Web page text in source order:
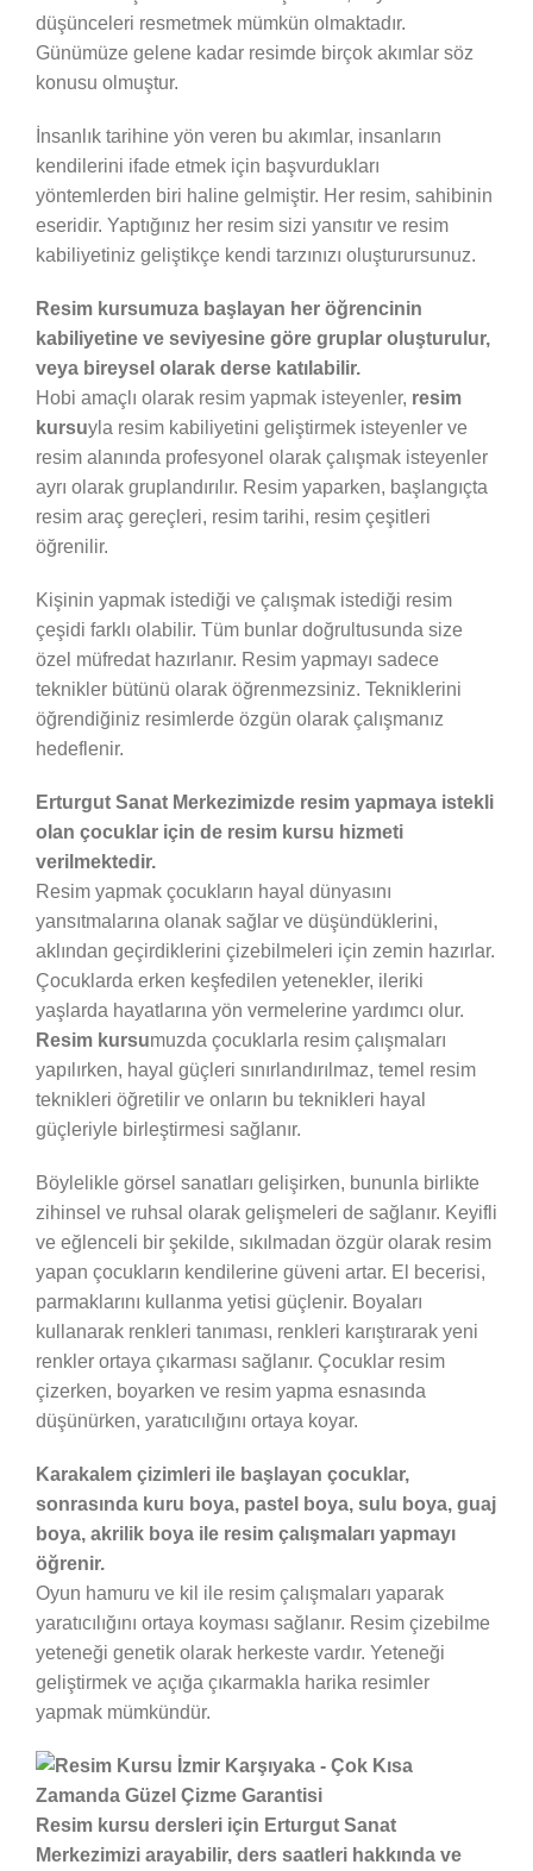
düşünceleri resmetmek mümkün olmaktadır.
Günümüze gelene kadar resimde birçok akımlar söz
konusu olmuştur.
İnsanlık tarihine yön veren bu akımlar, insanların
kendilerini ifade etmek için başvurdukları
yöntemlerden biri haline gelmiştir. Her resim, sahibinin
eseridir. Yaptığınız her resim sizi yansıtır ve resim
kabiliyetiniz geliştikçe kendi tarzınızı oluşturursunuz.
Resim kursumuza başlayan her öğrencinin
kabiliyetine ve seviyesine göre gruplar oluşturulur,
veya bireysel olarak derse katılabilir.
Hobi amaçlı olarak resim yapmak isteyenler, resim
kursuyla resim kabiliyetini geliştirmek isteyenler ve
resim alanında profesyonel olarak çalışmak isteyenler
ayrı olarak gruplandırılır. Resim yaparken, başlangıçta
resim araç gereçleri, resim tarihi, resim çeşitleri
öğrenilir.
Kişinin yapmak istediği ve çalışmak istediği resim
çeşidi farklı olabilir. Tüm bunlar doğrultusunda size
özel müfredat hazırlanır. Resim yapmayı sadece
teknikler bütünü olarak öğrenmezsiniz. Tekniklerini
öğrendiğiniz resimlerde özgün olarak çalışmanız
hedeflenir.
Erturgut Sanat Merkezimizde resim yapmaya istekli
olan çocuklar için de resim kursu hizmeti
verilmektedir.
Resim yapmak çocukların hayal dünyasını
yansıtmalarına olanak sağlar ve düşündüklerini,
aklından geçirdiklerini çizebilmeleri için zemin hazırlar.
Çocuklarda erken keşfedilen yetenekler, ileriki
yaşlarda hayatlarına yön vermelerine yardımcı olur.
Resim kursumuzda çocuklarla resim çalışmaları
yapılırken, hayal güçleri sınırlandırılmaz, temel resim
teknikleri öğretilir ve onların bu teknikleri hayal
güçleriyle birleştirmesi sağlanır.
Böylelikle görsel sanatları gelişirken, bununla birlikte
zihinsel ve ruhsal olarak gelişmeleri de sağlanır. Keyifli
ve eğlenceli bir şekilde, sıkılmadan özgür olarak resim
yapan çocukların kendilerine güveni artar. El becerisi,
parmaklarını kullanma yetisi güçlenir. Boyaları
kullanarak renkleri tanıması, renkleri karıştırarak yeni
renkler ortaya çıkarması sağlanır. Çocuklar resim
çizerken, boyarken ve resim yapma esnasında
düşünürken, yaratıcılığını ortaya koyar.
Karakalem çizimleri ile başlayan çocuklar,
sonrasında kuru boya, pastel boya, sulu boya, guaj
boya, akrilik boya ile resim çalışmaları yapmayı
öğrenir.
Oyun hamuru ve kil ile resim çalışmaları yaparak
yaratıcılığını ortaya koyması sağlanır. Resim çizebilme
yeteneği genetik olarak herkeste vardır. Yeteneği
geliştirmek ve açığa çıkarmakla harika resimler
yapmak mümkündür.
Resim kursu dersleri için Erturgut Sanat
Merkezimizi arayabilir, ders saatleri hakkında ve